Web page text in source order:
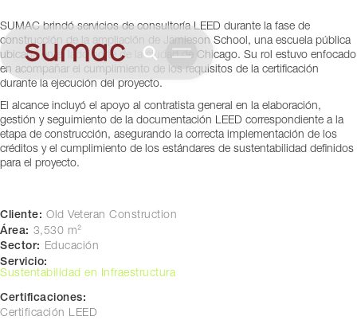
Chicago, USA
SUMAC brindó servicios de consultoría LEED durante la fase de
construcción de la ampliación de Jamieson School, una escuela pública
ubicada en el lado norte de la ciudad de Chicago. Su rol estuvo enfocado
en acompañar el cumplimiento de los requisitos de la certificación
durante la ejecución del proyecto.
El alcance incluyó el apoyo al contratista general en la elaboración,
gestión y seguimiento de la documentación LEED correspondiente a la
etapa de construcción, asegurando la correcta implementación de los
créditos y el cumplimiento de los estándares de sustentabilidad definidos
para el proyecto.
Cliente: Old Veteran Construction
Área: 3,530 m²
Sector: Educación
Servicio:
Sustentabilidad en Infraestructura
Certificaciones:
Certificación LEED